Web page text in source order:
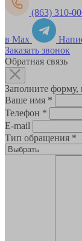
(863) 310-
в Max
Заказать звонок
Обратная связь
Заполните
Ваше имя *
Телефон *
E-mail
Тип обращения *